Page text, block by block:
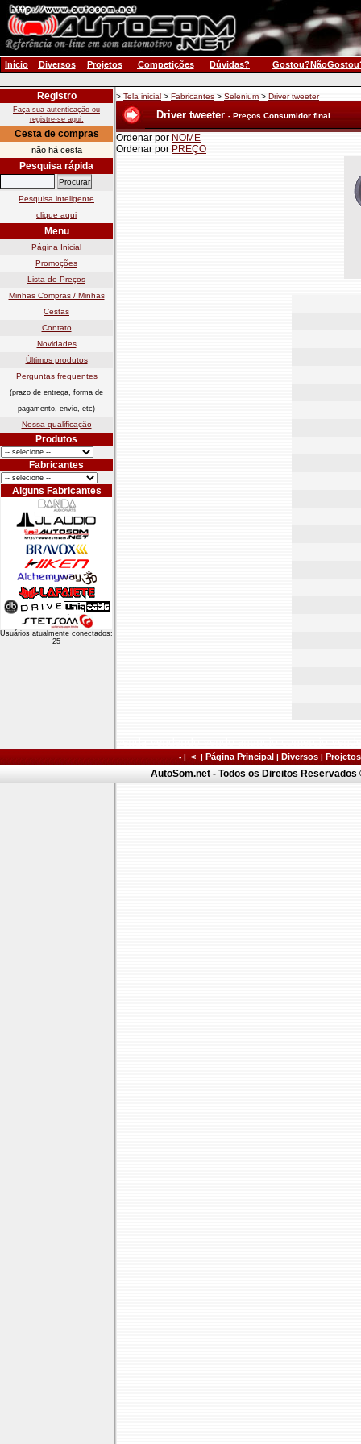
Início Diversos Projetos Competições Dúvidas?
Registro
Faça sua autenticação ou
registre-se aqui.
Cesta de compras
não há cesta
Pesquisa rápida
Pesquisa inteligente
clique aqui
Menu
Página Inicial
Promoções
Lista de Preços
Minhas Compras / Minhas
Cestas
Contato
Novidades
Últimos produtos
Perguntas frequentes
(prazo de entrega, forma de
pagamento, envio, etc)
Nossa qualificação
Produtos
Fabricantes
Alguns Fabricantes
Usuários atualmente conectados:
25
> Tela inicial > Fabricantes > Selenium > Driver tweeter
Driver tweeter - Preços Consumidor final
Ordenar por NOME
Ordenar por PREÇO
- | < | Página Principal | Diversos| Projetos
AutoSom.net - Todos os Direitos